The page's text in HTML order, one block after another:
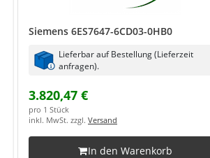
Siemens 6ES7647-6CD03-0HB0
Lieferbar auf Bestellung (Lieferzeit
anfragen).
3.820,47 €
pro 1 Stück
inkl. MwSt. zzgl. Versand
In den Warenkorb